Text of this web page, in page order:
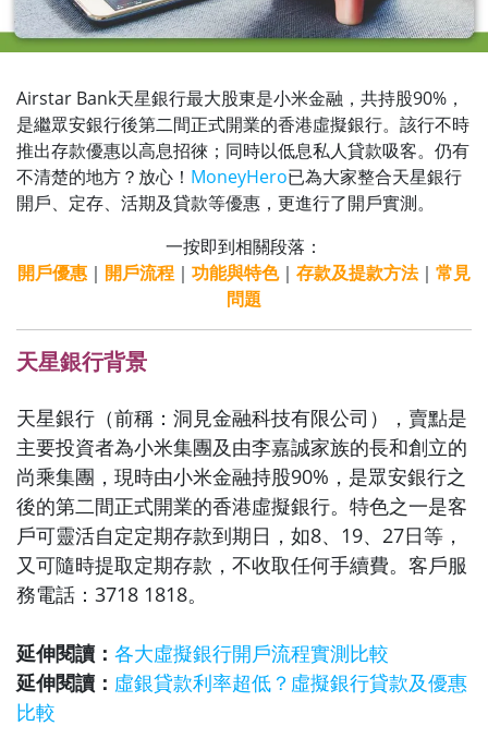
Airstar Bank天星銀行最大股東是小米金融，共持股90%，
是繼眾安銀行後第二間正式開業的香港虛擬銀行。該行不時
推出存款優惠以高息招徠；同時以低息私人貸款吸客。仍有
不清楚的地方？放心！ MoneyHero已為大家整合天星銀行
開戶、定存、活期及貸款等優惠，更進行了開戶實測。
一按即到相關段落：
開戶優惠 ｜ 開戶流程 ｜ 功能與特色｜ 存款及提款方法｜ 常見
問題
天星銀行背景
天星銀行（前稱：洞見金融科技有限公司），賣點是
主要投資者為小米集團及由李嘉誠家族的長和創立的
尚乘集團，現時由小米金融持股90%，是眾安銀行之
後的第二間正式開業的香港虛擬銀行。特色之一是客
戶可靈活自定定期存款到期日，如8、19、27日等，
又可隨時提取定期存款，不收取任何手續費。客戶服
務電話：3718 1818。
延伸閱讀： 各大虛擬銀行開戶流程實測比較
延伸閱讀： 虛銀貸款利率超低？虛擬銀行貸款及優惠
比較